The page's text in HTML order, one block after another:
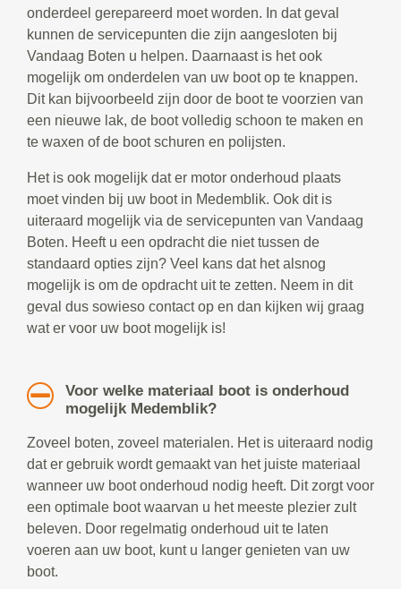
onderdeel gerepareerd moet worden. In dat geval
kunnen de servicepunten die zijn aangesloten bij
Vandaag Boten u helpen. Daarnaast is het ook
mogelijk om onderdelen van uw boot op te knappen.
Dit kan bijvoorbeeld zijn door de boot te voorzien van
een nieuwe lak, de boot volledig schoon te maken en
te waxen of de boot schuren en polijsten.
Het is ook mogelijk dat er motor onderhoud plaats
moet vinden bij uw boot in Medemblik. Ook dit is
uiteraard mogelijk via de servicepunten van Vandaag
Boten. Heeft u een opdracht die niet tussen de
standaard opties zijn? Veel kans dat het alsnog
mogelijk is om de opdracht uit te zetten. Neem in dit
geval dus sowieso contact op en dan kijken wij graag
wat er voor uw boot mogelijk is!
Voor welke materiaal boot is onderhoud
mogelijk Medemblik?
Zoveel boten, zoveel materialen. Het is uiteraard nodig
dat er gebruik wordt gemaakt van het juiste materiaal
wanneer uw boot onderhoud nodig heeft. Dit zorgt voor
een optimale boot waarvan u het meeste plezier zult
beleven. Door regelmatig onderhoud uit te laten
voeren aan uw boot, kunt u langer genieten van uw
boot.